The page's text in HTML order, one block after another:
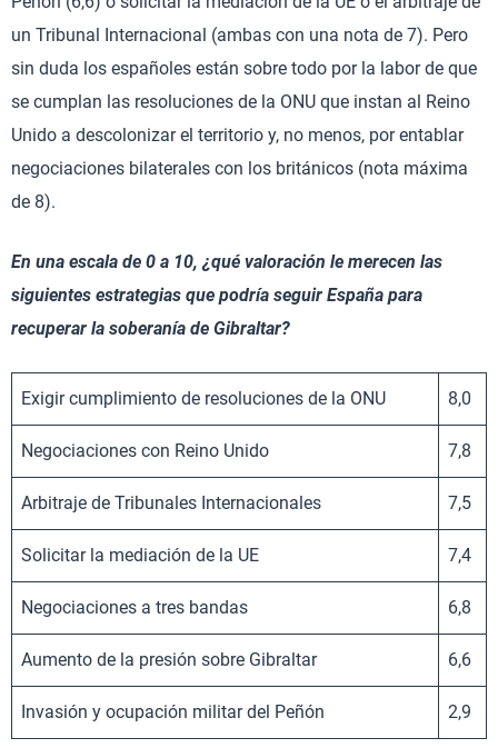
un Tribunal Internacional (ambas con una nota de 7). Pero
sin duda los españoles están sobre todo por la labor de que
se cumplan las resoluciones de la ONU que instan al Reino
Unido a descolonizar el territorio y, no menos, por entablar
negociaciones bilaterales con los británicos (nota máxima
de 8).
En una escala de 0 a 10, ¿qué valoración le merecen las
siguientes estrategias que podría seguir España para
recuperar la soberanía de Gibraltar?
Exigir cumplimiento de resoluciones de la ONU 8,0
Negociaciones con Reino Unido 7,8
Arbitraje de Tribunales Internacionales 7,5
Solicitar la mediación de la UE 7,4
Negociaciones a tres bandas 6,8
Aumento de la presión sobre Gibraltar 6,6
Invasión y ocupación militar del Peñón 2,9